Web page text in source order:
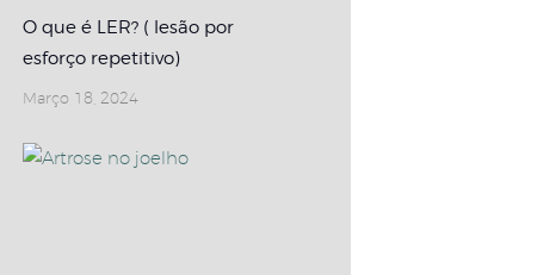
O que é LER? ( lesão por
esforço repetitivo)
Março 18, 2024